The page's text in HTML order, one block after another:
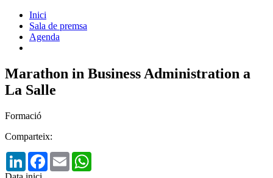
Inici
Sala de premsa
Agenda
Marathon in Business Administration a
La Salle
Formació
Comparteix:
LinkedInFacebook
Email